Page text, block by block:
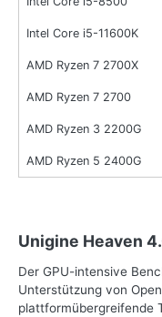
Intel Core i5-11600K
AMD Ryzen 7 2700X
AMD Ryzen 7 2700
AMD Ryzen 3 2200G
AMD Ryzen 5 2400G
Unigine Heaven
Der GPU-intensive
Unterstützung von
plattformübergreifende